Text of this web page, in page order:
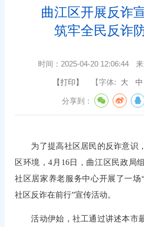
曲江区开展反诈
筑牢全民反诈
时间： 2025-04-20 12:06:44 来
【打印】 【字体: 大 中
分享到：
为了提高社区居民的反诈意识
区环境，4月16日，曲江区民政局
社区居家养老服务中心开展了一场
社区反诈在前行”宣传活动。
活动伊始，社工通过讲述本市